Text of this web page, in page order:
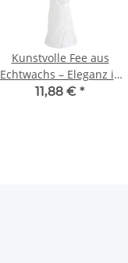
Kunstvolle Fee aus
Echtwachs – Eleganz in
Weiß
11,88 € *